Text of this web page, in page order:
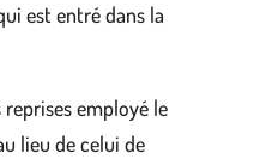
est entré dans la
reprises employé le
lieu de celui de